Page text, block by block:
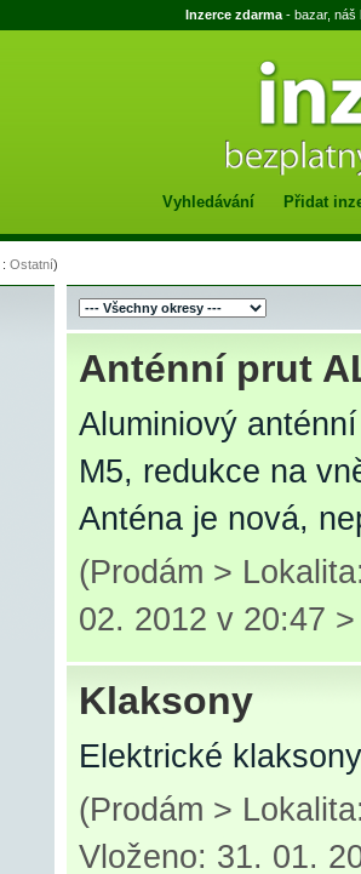
Inzerce zdarma - bazar, náš
Vyhledávání Přidat
: Ostatní)
Anténní prut
Aluminiový
M5, redukce na
Anténa je nová,
(Prodám >
02. 2012 v 20:47
Klaksony
Elektrické klaksony
(Prodám >
Vloženo: 31. 01.